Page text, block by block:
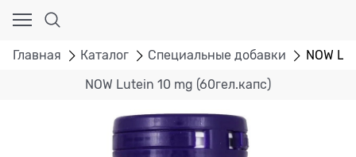
Главная Каталог Специальные добавки NOW
NOW Lutein 10 mg (60гел.капс)